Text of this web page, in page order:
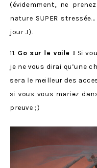
(évidemment, ne
nature SUPER
jour J).
11. Go sur le voile ! Si
je ne vous dirai qu’une
sera le meilleur des
si vous vous mariez
preuve ;)